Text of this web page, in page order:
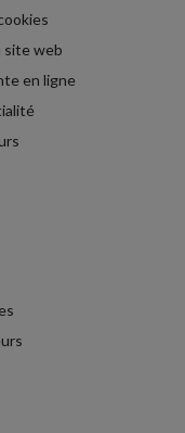
site web
en ligne